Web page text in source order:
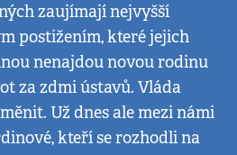
zaujímají nejvyšší
postižením, které jejich
nenajdou novou rodinu
za zdmi ústavů. Vláda
Už dnes ale mezi námi
kteří se rozhodli na